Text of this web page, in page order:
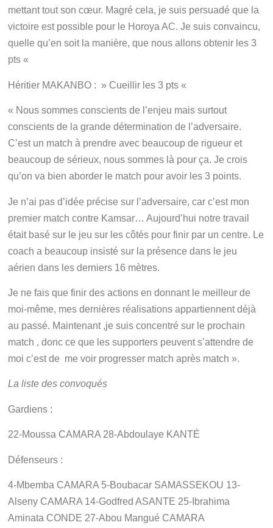
mettant tout son cœur. Magré cela, je suis persuadé que la
victoire est possible pour le Horoya AC. Je suis convaincu,
quelle qu’en soit la manière, que nous allons obtenir les 3
pts «
Héritier MAKANBO : » Cueillir les 3 pts «
« Nous sommes conscients de l’enjeu mais surtout
conscients de la grande détermination de l’adversaire.
C’est un match à prendre avec beaucoup de rigueur et
beaucoup de sérieux, nous sommes là pour ça. Je crois
qu’on va bien aborder le match pour avoir les 3 points.
Je n’ai pas d’idée précise sur l’adversaire, car c’est mon
premier match contre Kamsar… Aujourd’hui notre travail
était basé sur le jeu sur les côtés pour finir par un centre. Le
coach a beaucoup insisté sur la présence dans le jeu
aérien dans les derniers 16 mètres.
Je ne fais que finir des actions en donnant le meilleur de
moi-même, mes dernières réalisations appartiennent déjà
au passé. Maintenant ,je suis concentré sur le prochain
match , donc ce que les supporters peuvent s’attendre de
moi c’est de me voir progresser match après match ».
La liste des convoqués
Gardiens :
22-Moussa CAMARA 28-Abdoulaye KANTÉ
Défenseurs :
4-Mbemba CAMARA 5-Boubacar SAMASSEKOU 13-
Alseny CAMARA 14-Godfred ASANTE 25-Ibrahima
Aminata CONDE 27-Abou Mangué CAMARA